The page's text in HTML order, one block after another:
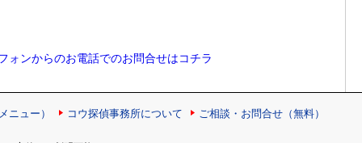
ォンからのお電話でのお問合せはコチラ
ニュー） コウ探偵事務所について ご相談・お問合せ（無料）